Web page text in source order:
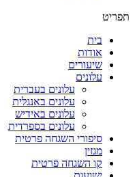
תפריט
בית
אודות
שיעורים
עלונים
עלונים בעברית
עלונים באנגלית
עלונים באידיש
עלונים בספרדית
סיפורי השגחה פרטית
מגזין
קו השגחה פרטית